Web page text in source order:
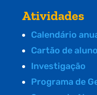
Atividades
Calendário
Cartão de aluno
Investigação
Programa de